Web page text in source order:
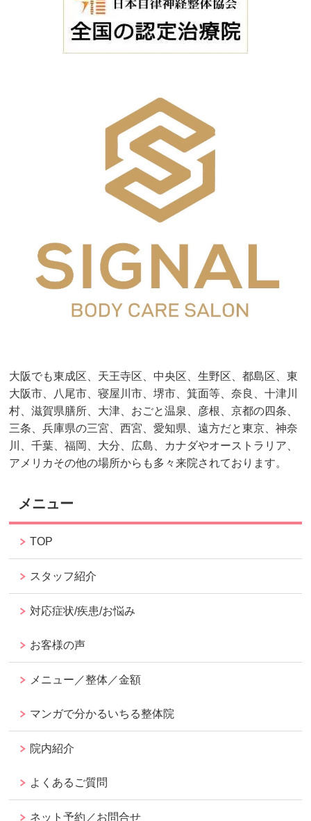
大阪でも東成区、天王寺区、中央区、生野区、都島区、東
大阪市、八尾市、寝屋川市、堺市、箕面等、奈良、十津川
村、滋賀県膳所、大津、おごと温泉、彦根、京都の四条、
三条、兵庫県の三宮、西宮、愛知県、遠方だと東京、神奈
川、千葉、福岡、大分、広島、カナダやオーストラリア、
アメリカその他の場所からも多々来院されております。
メニュー
TOP
スタッフ紹介
対応症状/疾患/お悩み
お客様の声
メニュー／整体／金額
マンガで分かるいちる整体院
院内紹介
よくあるご質問
ネット予約／お問合せ